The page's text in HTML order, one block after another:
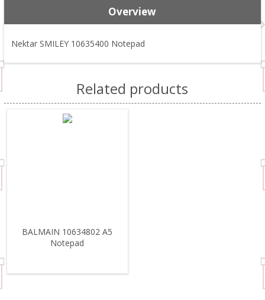
Overview
Nektar SMILEY 10635400 Notepad
Related products
BALMAIN 10634802 A5
Notepad